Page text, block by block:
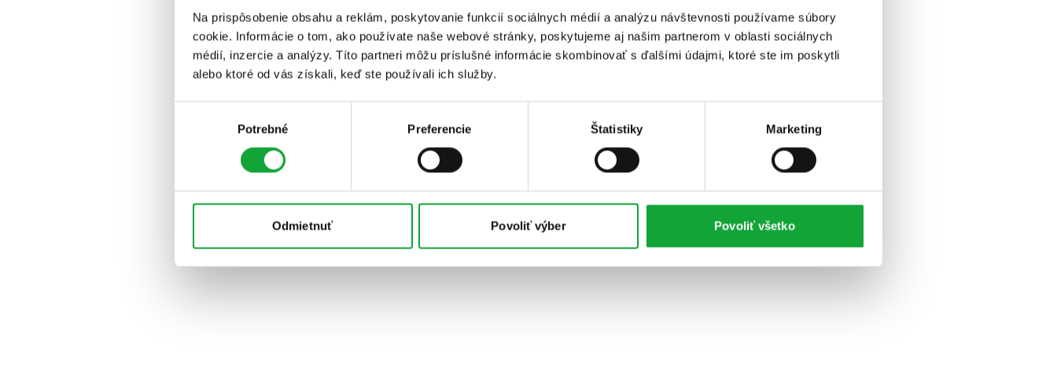
Na prispôsobenie obsahu a reklám, poskytovanie funkcií sociálnych médií a analýzu návštevnosti používame súbory
cookie. Informácie o tom, ako používate naše webové stránky, poskytujeme aj našim partnerom v oblasti sociálnych
médií, inzercie a analýzy. Títo partneri môžu príslušné informácie skombinovať s ďalšími údajmi, ktoré ste im poskytli
alebo ktoré od vás získali, keď ste používali ich služby.
Potrebné Preferencie Štatistiky Marketing
Odmietnuť Povoliť výber Povoliť všetko